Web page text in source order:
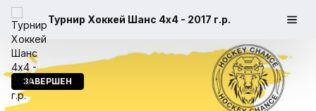
Турнир Хоккей Шанс 4х4 - 2017 г.р.
ЗАВЕРШЕН